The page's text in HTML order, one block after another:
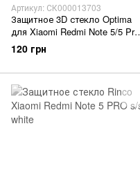
Артикул: СК000013703
Защитное 3D стекло Optima
для Xiaomi Redmi Note 5/5 Pro
black
120 грн